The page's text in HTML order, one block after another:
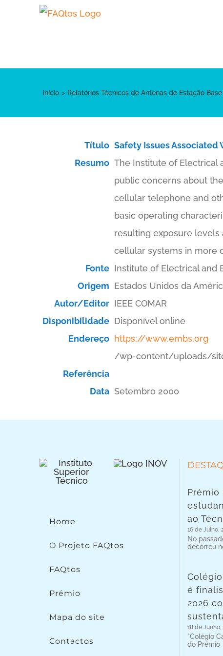
Início Relatórios Técnicos de Antenas de Estação Base
Título Safety Issues
Resumo The Institute of Electrical
public concerns about
cellular telephone and
basic operating
resulting exposure levels
cellular systems in more
Fonte Institute of Electrical and
Origem Estados Unidos da
Autor/Editor IEEE COMAR
Disponibilidade Disponível online
Endereço https://www.embs.org
/wp-content/uploads/
Referência
Data Setembro 2000
Home
O Projeto FAQtos
FAQtos
Prémio
Mapa do site
Contactos
Prémio
ao
16 de Julho,
No
decorreu
é
2026
18 de Junho,
"Colégio
do Prémio